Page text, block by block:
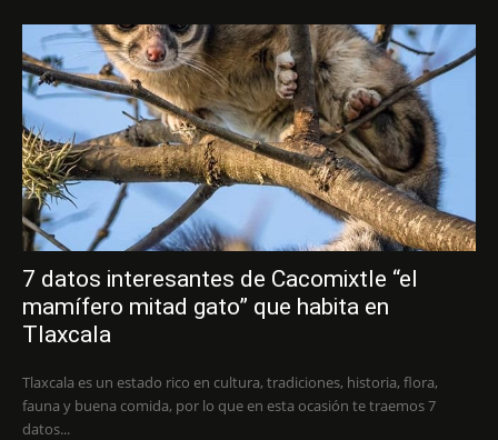
7 datos interesantes de Cacomixtle “el
mamífero mitad gato” que habita en
Tlaxcala
Tlaxcala es un estado rico en cultura, tradiciones, historia, flora,
fauna y buena comida, por lo que en esta ocasión te traemos 7
datos...